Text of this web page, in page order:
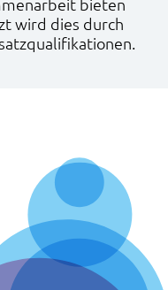
wird dies durch